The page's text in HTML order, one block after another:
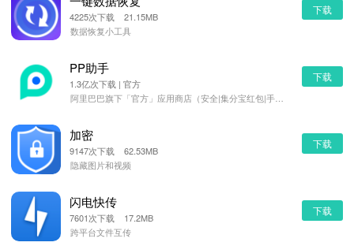
4225次下载 21.15MB
数据恢复小工具
下载
PP助手
1.3亿次下载 | 官方
下载
加密
9147次下载 62.53MB
隐藏图片和视频
下载
闪电快传
7601次下载 17.2MB
跨平台文件互传
下载